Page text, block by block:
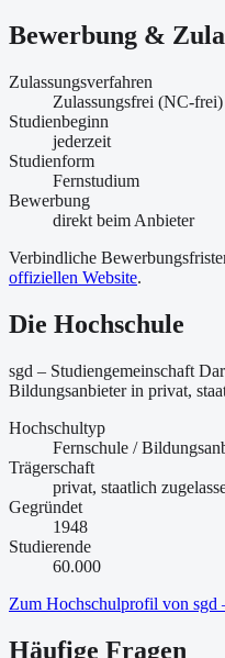
Bewerbung &
Zulassungsverfahren
Zulassungsfrei (NC-frei)
Studienbeginn
jederzeit
Studienform
Fernstudium
Bewerbung
direkt beim Anbieter
Verbindliche
offiziellen Website.
Die Hochschule
sgd – Studiengemeinschaft
Bildungsanbieterin privat,
Hochschultyp
Fernschule /
Trägerschaft
privat, staatlich
Gegründet
1948
Studierende
60.000
Zum Hochschulprofil von sgd
Häufige Fragen